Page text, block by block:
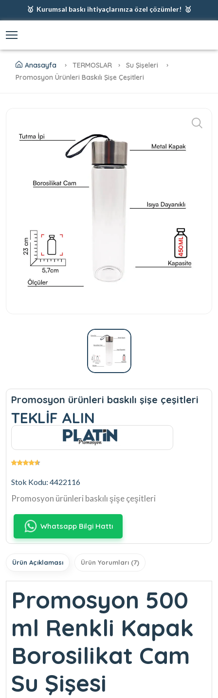
🥇 Kurumsal baskı ihtiyaçlarınıza özel çözümler! 🥇
🥇 Fiyatlarımıza baskı ve kargo dahildir! 🥇
Anasayfa TERMOSLAR
Su Şişeleri
Promosyon Ürünleri Baskılı Şişe Çeşitleri
Promosyon ürünleri baskılı şişe çeşitleri
TEKLİF ALIN
Stok Kodu: 4422116
Promosyon ürünleri baskılı şişe çeşitleri
Whatsapp Bilgi Hattı
Ürün Açıklaması Ürün Yorumları (7)
Promosyon 500
ml Renkli Kapak
Borosilikat Cam
Su Şişesi